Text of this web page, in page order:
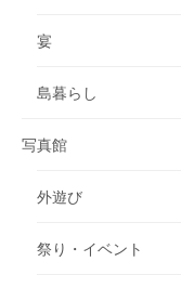
宴
島暮らし
写真館
外遊び
祭り・イベント